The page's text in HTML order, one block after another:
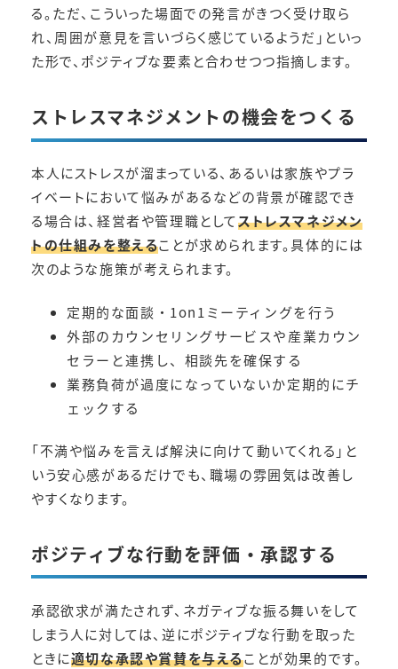
る。ただ、こういった場面での発言がきつく受け取ら
れ、周囲が意見を言いづらく感じているようだ」といっ
た形で、ポジティブな要素と合わせつつ指摘します。
ストレスマネジメントの機会をつくる
本人にストレスが溜まっている、あるいは家族やプラ
イベートにおいて悩みがあるなどの背景が確認でき
る場合は、経営者や管理職としてストレスマネジメン
トの仕組みを整えることが求められます。具体的には
次のような施策が考えられます。
定期的な面談・1on1ミーティングを行う
外部のカウンセリングサービスや産業カウン
セラーと連携し、相談先を確保する
業務負荷が過度になっていないか定期的にチ
ェックする
「不満や悩みを言えば解決に向けて動いてくれる」と
いう安心感があるだけでも、職場の雰囲気は改善し
やすくなります。
ポジティブな行動を評価・承認する
承認欲求が満たされず、ネガティブな振る舞いをして
しまう人に対しては、逆にポジティブな行動を取った
ときに適切な承認や賞賛を与えることが効果的です。